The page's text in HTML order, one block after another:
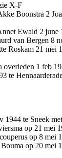
X-F
Boonstra 2
Ewald 2 june
van Bergen 8
Roskam 21 mei
overleden 1 feb
te
1944 te Sneek
op 21 mei
op 8 mei
op 20 mei